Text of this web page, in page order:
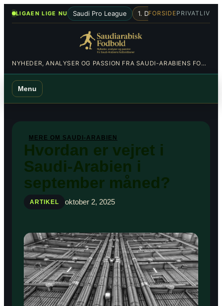
SpringLIGAEN LIGE NU Saudi Pro League 1. Division Al-Hilal•Al-
FORSIDEPRIVATLIV
NYHEDER, ANALYSER OG PASSION FRA SAUDI-ARABIENS FODBOLDBANER
Menu
MERE OM SAUDI-ARABIEN
Hvordan er vejret i
Saudi-Arabien i
september måned?
ARTIKEL oktober 2, 2025